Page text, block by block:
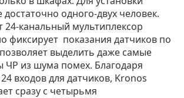
одного-двух человек.
канальный мультиплексор
фиксирует показания датчиков по
выделить даже самые
ЧР из шума помех. Благодаря
входов для датчиков, Kronos
сразу с четырьмя